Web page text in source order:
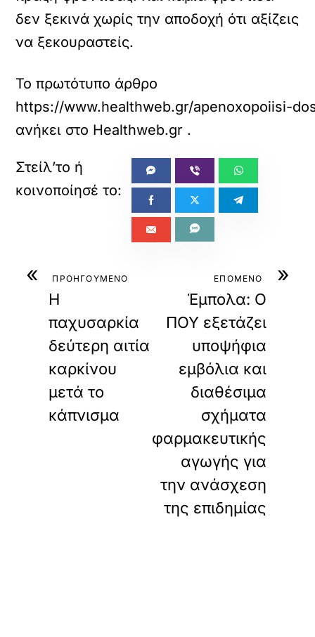
δεν ξεκινά χωρίς την αποδοχή ότι αξίζεις
να ξεκουραστείς.
Το πρωτότυπο άρθρο
https://www.healthweb.gr/apenoxopoiisi-
ανήκει στο Healthweb.gr .
« ΠΡΟΗΓΟΥΜΕΝΟ
Η
παχυσαρκία
δεύτερη αιτία
καρκίνου
μετά το
κάπνισμα
»
ΕΠΟΜΕΝΟ
Έμπολα: Ο
ΠΟΥ εξετάζει
υποψήφια
εμβόλια και
διαθέσιμα
σχήματα
φαρμακευτικής
αγωγής για
την ανάσχεση
της επιδημίας